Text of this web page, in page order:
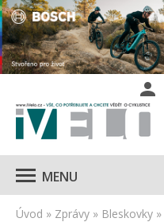
MENU
Úvod » Zprávy » Bleskovky »